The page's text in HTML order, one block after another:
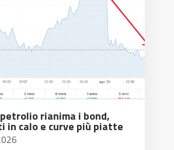
rianima i bond,
in calo e curve più piatte